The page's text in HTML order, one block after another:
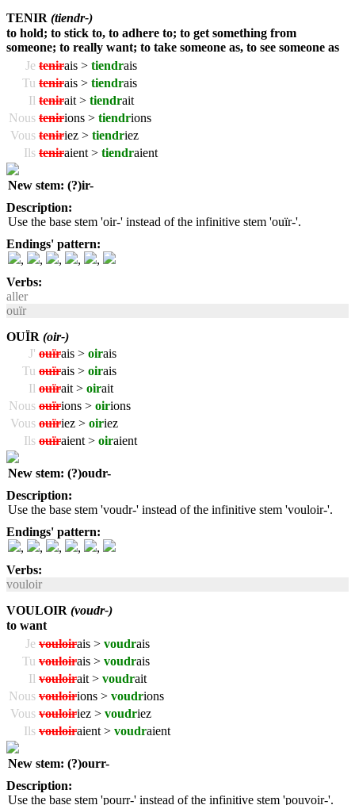
TENIR (tiendr-)
to hold; to stick to, to adhere to; to get something from
someone; to really want; to take someone as, to see someone as
Je tenirais > tiendrais
Tu tenirais > tiendrais
Il tenirait > tiendrait
Nous tenirions > tiendrions
Vous teniriez > tiendriez
Ils teniraient > tiendraient
New stem: (?)ir-
Description:
Use the base stem 'oir-' instead of the infinitive stem 'ouïr-'.
Endings' pattern:
,
, , ,
,
Verbs:
aller
ouïr
OUÏR (oir-)
J' ouïrais > oirais
Tu ouïrais > oirais
Il ouïrait > oirait
Nous ouïrions > oirions
Vous ouïriez > oiriez
Ils ouïraient > oiraient
New stem: (?)oudr-
Description:
Use the base stem 'voudr-' instead of the infinitive stem 'vouloir-'.
Endings' pattern:
,
, , ,
,
Verbs:
vouloir
VOULOIR (voudr-)
to want
Je vouloirais > voudrais
Tu vouloirais > voudrais
Il vouloirait > voudrait
Nous vouloirions > voudrions
Vous vouloiriez > voudriez
Ils vouloiraient > voudraient
New stem: (?)ourr-
Description:
Use the base stem 'pourr-' instead of the infinitive stem 'pouvoir-'.